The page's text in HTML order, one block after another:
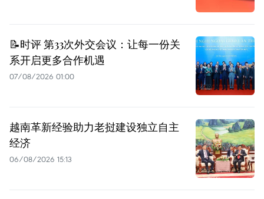
📝时评 第33次外交会议：让每一份关
系开启更多合作机遇
07/08/2026 01:00
越南革新经验助力老挝建设独立自主
经济
06/08/2026 15:13